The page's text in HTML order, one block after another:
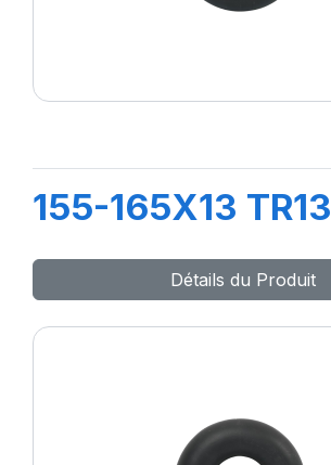
155-165X13 TR13
Détails du Produit